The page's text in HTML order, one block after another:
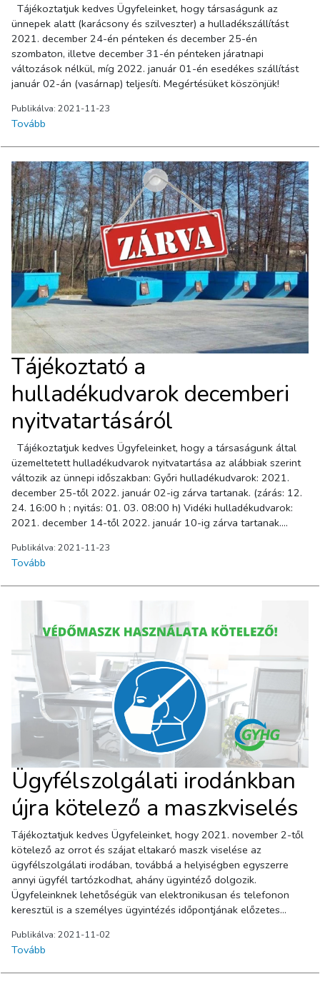
Tájékoztatjuk kedves Ügyfeleinket, hogy társaságunk az
ünnepek alatt (karácsony és szilveszter) a hulladékszállítást
2021. december 24-én pénteken és december 25-én
szombaton, illetve december 31-én pénteken járatnapi
változások nélkül, míg 2022. január 01-én esedékes szállítást
január 02-án (vasárnap) teljesíti. Megértésüket köszönjük!
Publikálva: 2021-11-23
Tovább
Tájékoztató a
hulladékudvarok decemberi
nyitvatartásáról
Tájékoztatjuk kedves Ügyfeleinket, hogy a társaságunk által
üzemeltetett hulladékudvarok nyitvatartása az alábbiak szerint
változik az ünnepi időszakban: Győri hulladékudvarok: 2021.
december 25-től 2022. január 02-ig zárva tartanak. (zárás: 12.
24. 16:00 h ; nyitás: 01. 03. 08:00 h) Vidéki hulladékudvarok:
2021. december 14-től 2022. január 10-ig zárva tartanak.
sashegyi hulladékudvar nyitvatartása nem változik, így a
hulladékok leadásának lehetősége az ünnepi időszakban is
biztosított.Megértésüket köszönjük!
Publikálva: 2021-11-23
Tovább
Ügyfélszolgálati irodánkban
újra kötelező a maszkviselés
Tájékoztatjuk kedves Ügyfeleinket, hogy 2021. november 2-től
kötelező az orrot és szájat eltakaró maszk viselése az
ügyfélszolgálati irodában, továbbá a helyiségben egyszerre
annyi ügyfél tartózkodhat, ahány ügyintéző dolgozik.
Ügyfeleinknek lehetőségük van elektronikusan és telefonon
keresztül is a személyes ügyintézés időpontjának előzetes
befizetésére kizárólag az NHKV Zrt. ügyfélpontjain van
lehetőség!
Publikálva: 2021-11-02
Tovább